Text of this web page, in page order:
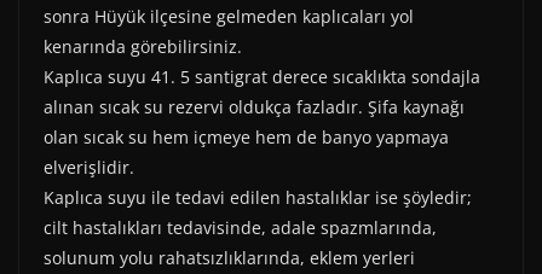
sonra Hüyük ilçesine gelmeden kaplıcaları yol
kenarında görebilirsiniz.
Kaplıca suyu 41. 5 santigrat derece sıcaklıkta sondajla
alınan sıcak su rezervi oldukça fazladır. Şifa kaynağı
olan sıcak su hem içmeye hem de banyo yapmaya
elverişlidir.
Kaplıca suyu ile tedavi edilen hastalıklar ise şöyledir;
cilt hastalıkları tedavisinde, adale spazmlarında,
solunum yolu rahatsızlıklarında, eklem yerleri